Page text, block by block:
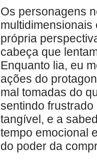
Os personagens
própria
cabeça que
Enquanto lia, eu
ações do
mal tomadas do
sentindo
tangível, e a
tempo emocional
do poder da